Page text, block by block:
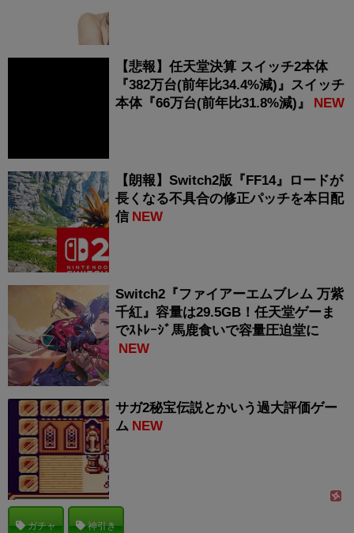
【悲報】任天堂決算 スイッチ2本体
『382万台(前年比34.4%減)』スイッチ
本体『66万台(前年比31.8%減)』
NEW
【朗報】Switch2版『FF14』ロードが
長くなる不具合の修正パッチを本日配
信 NEW
Switch2『ファイアーエムブレム 万紫
千紅』容量は29.5GB！任天堂ゲーま
でｽﾄﾚｰｼﾞ馬鹿食いで容量圧迫堂に
NEW
サガ2秘宝伝説とかいう過大評価ゲー
ム NEW
ガチャ 神引き